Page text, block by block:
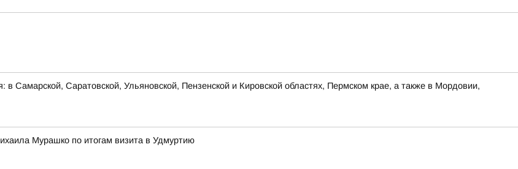
в Самарской, Саратовской, Ульяновской, Пензенской и Кировской областях, Пермском крае, а также в Мордовии,
Мурашко по итогам визита в Удмуртию